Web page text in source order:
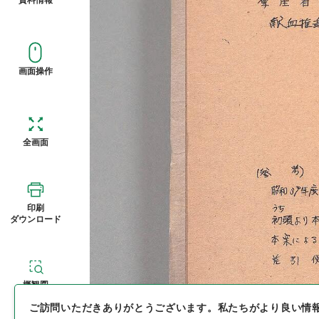
画面操作
全画面
印刷
ダウンロード
概観図
ご訪問いただきありがとうございます。 私たちがより良い情